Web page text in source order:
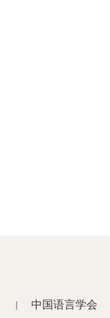
中国语言学会